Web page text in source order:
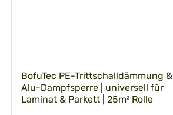
BofuTec PE-Trittschalldämmung &
Alu-Dampfsperre | universell für
Laminat & Parkett | 25m² Rolle